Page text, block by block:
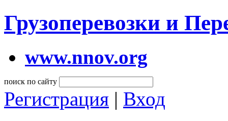
Грузоперевозки и
www.nnov.org
поиск по сайту
Регистрация | Вход